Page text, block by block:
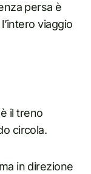
persa è
viaggio
il treno
circola.
in direzione